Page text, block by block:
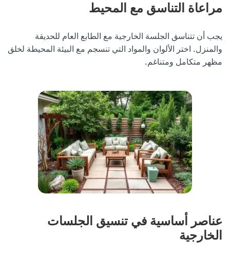
مراعاة التناسق مع المحيط
يجب أن تتناسق الجلسة الخارجية مع الطابع العام للحديقة
والمنزل. اختر الألوان والمواد التي تنسجم مع البيئة المحيطة لخلق
مظهر متكامل ومتناغم.
عناصر أساسية في تنسيق الجلسات
الخارجية